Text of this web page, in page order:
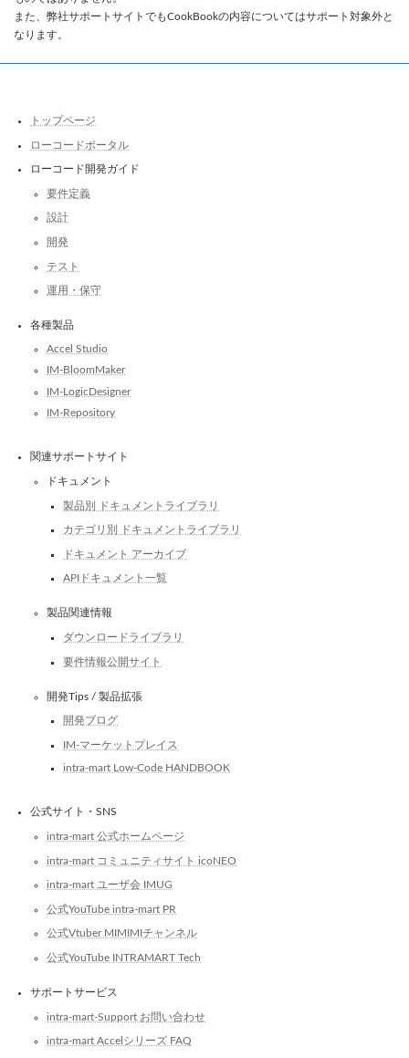
また、弊社サポートサイトでもCookBookの内容についてはサポート対象外と
なります。
トップページ
ローコードポータル
ローコード開発ガイド
要件定義
設計
開発
テスト
運用・保守
各種製品
Accel Studio
IM-BloomMaker
IM-LogicDesigner
IM-Repository
関連サポートサイト
ドキュメント
製品別 ドキュメントライブラリ
カテゴリ別 ドキュメントライブラリ
ドキュメント アーカイブ
APIドキュメント一覧
製品関連情報
ダウンロードライブラリ
要件情報公開サイト
開発Tips / 製品拡張
開発ブログ
IM-マーケットプレイス
intra-mart Low-Code HANDBOOK
公式サイト・SNS
intra-mart 公式ホームページ
intra-mart コミュニティサイト icoNEO
intra-mart ユーザ会 IMUG
公式YouTube intra-mart PR
公式Vtuber MIMIMIチャンネル
公式YouTube INTRAMART Tech
サポートサービス
intra-mart-Support お問い合わせ
intra-mart Accelシリーズ FAQ